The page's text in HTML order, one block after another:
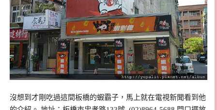
沒想到才剛吃過這間板橋的蝦霸子，馬上就在電視新聞看到他